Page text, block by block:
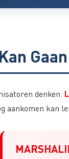
Gaan
denken.
kan